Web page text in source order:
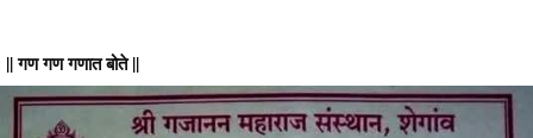
|| गण गण गणात बोते ||